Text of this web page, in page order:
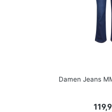
Damen Jeans